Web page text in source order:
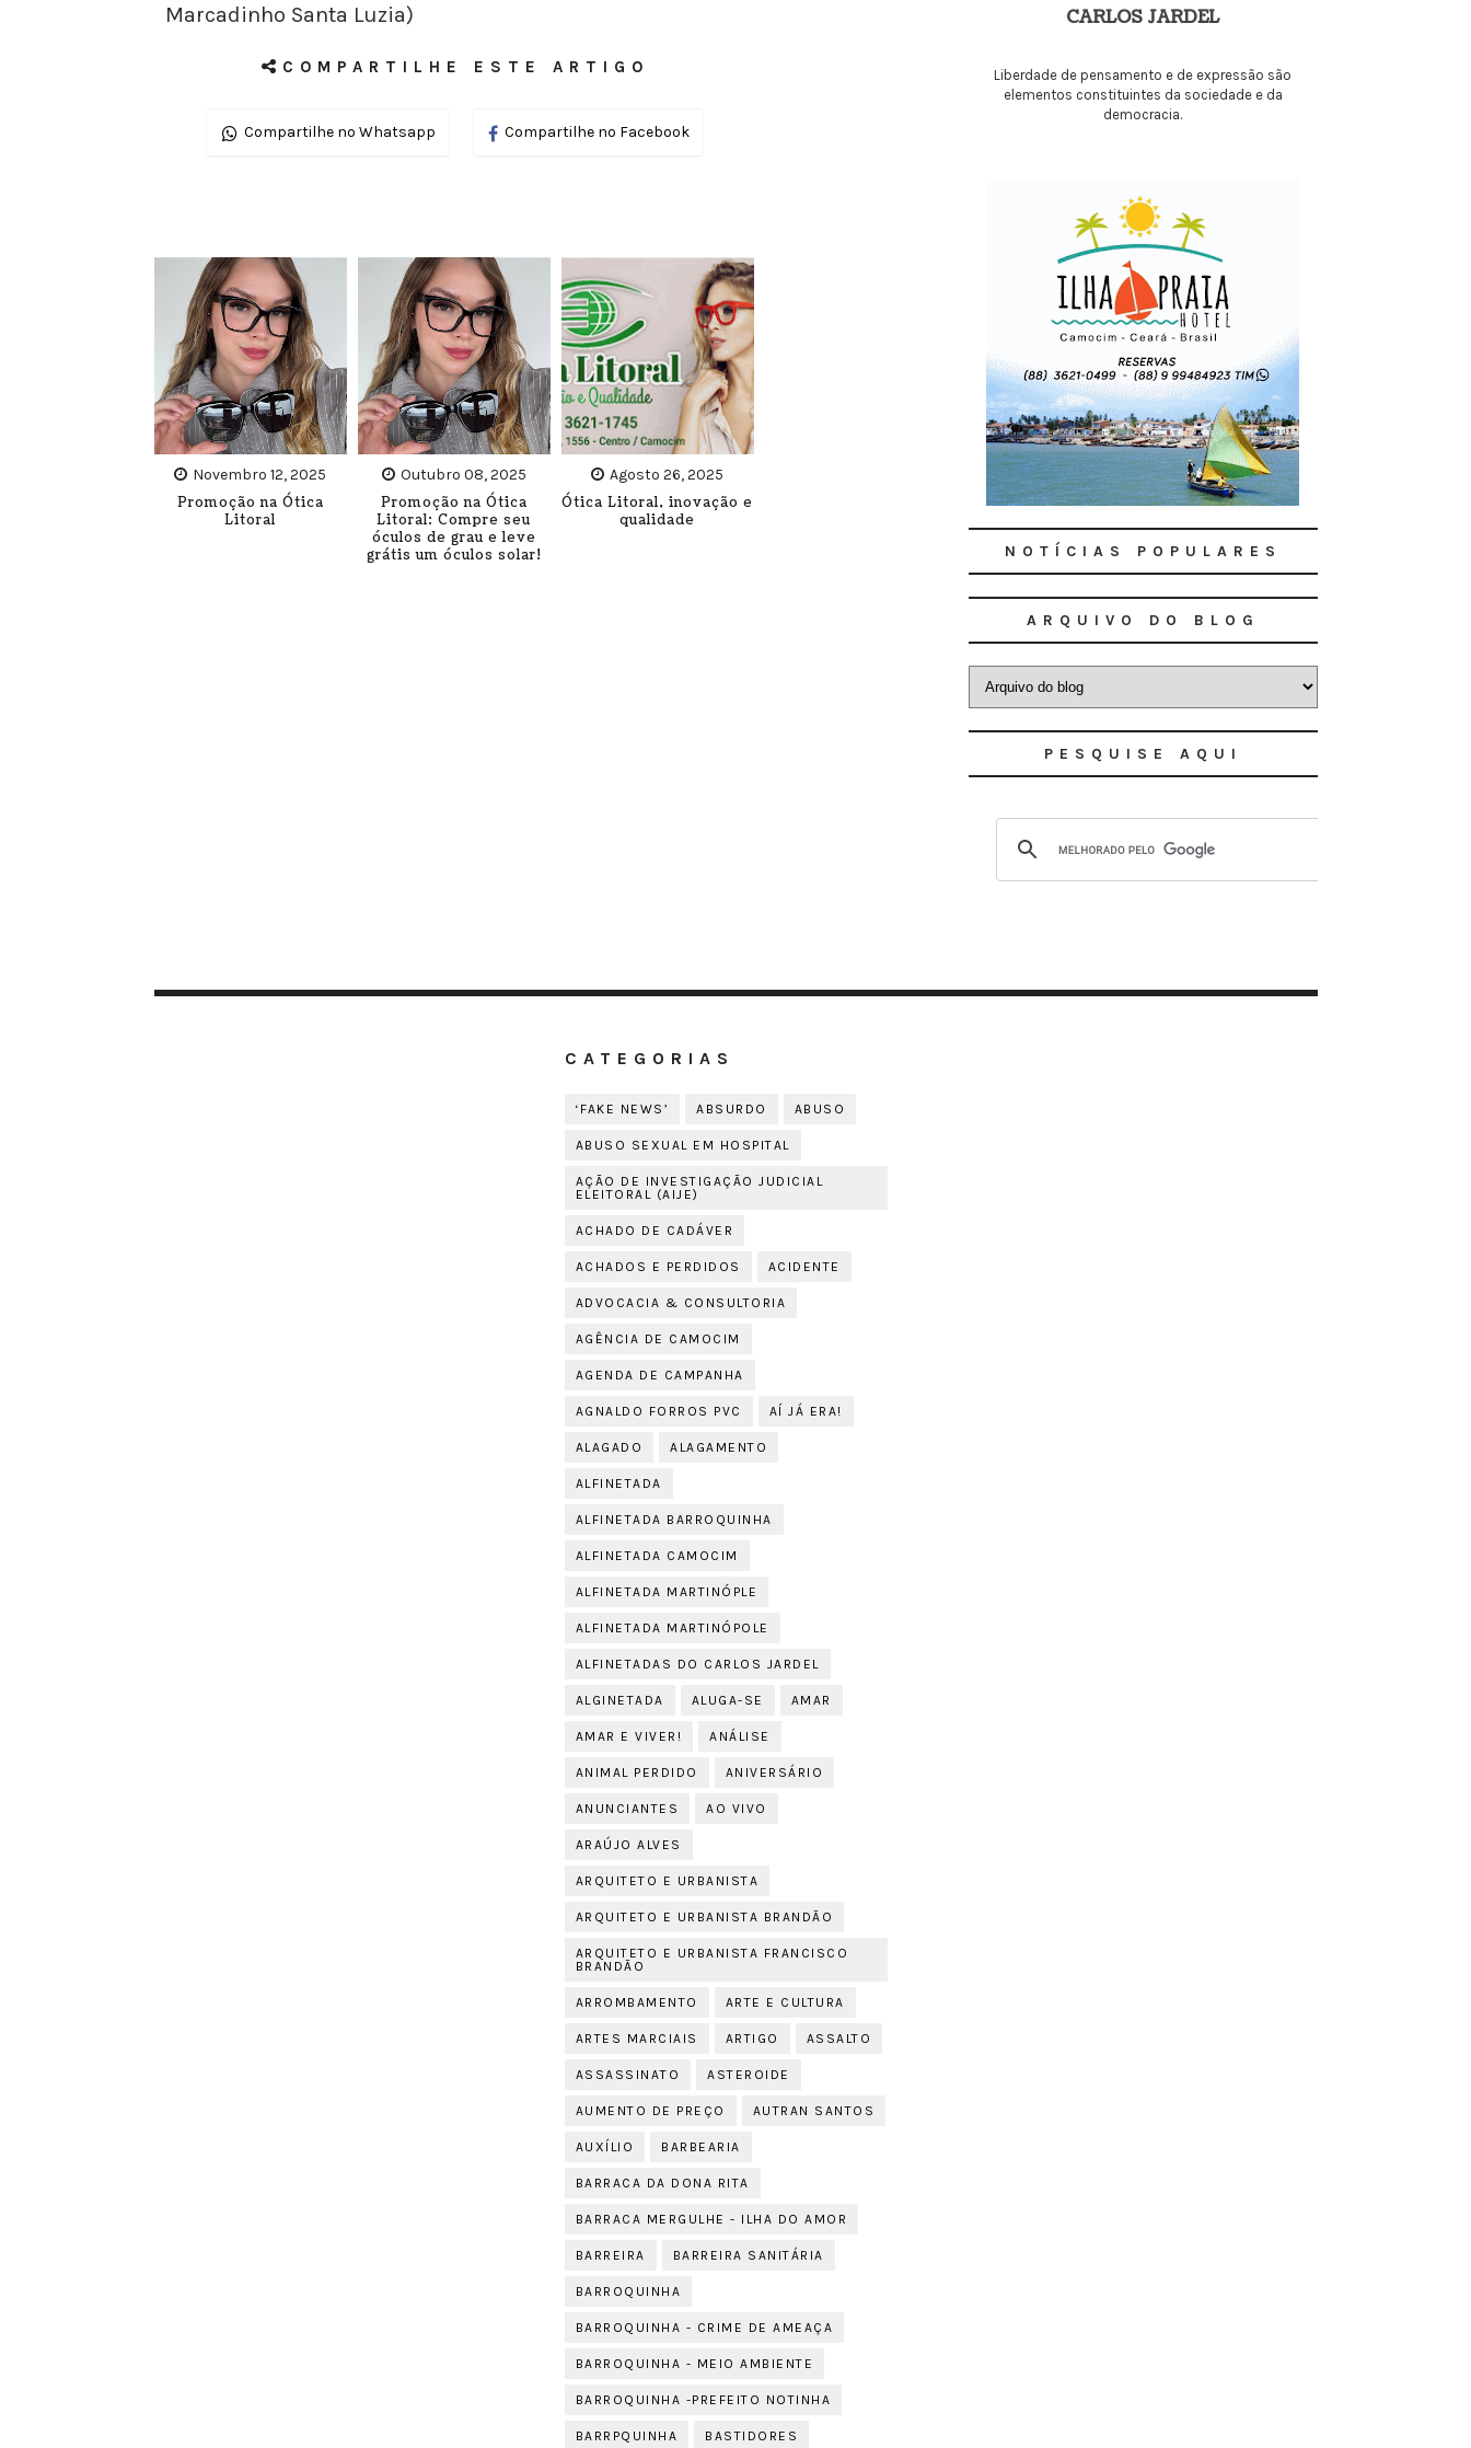
Marcadinho Santa Luzia)
COMPARTILHE ESTE ARTIGO
Compartilhe no Whatsapp Compartilhe no Facebook
Novembro 12, 2025
Promoção na Ótica
Litoral
Outubro 08, 2025
Promoção na Ótica
Litoral: Compre seu
óculos de grau e leve
grátis um óculos solar!
Agosto 26, 2025
Ótica Litoral, inovação e
qualidade
CARLOS JARDEL
Liberdade de pensamento e de expressão são
elementos constituintes da sociedade e da
democracia.
NOTÍCIAS POPULARES
ARQUIVO DO BLOG
PESQUISE AQUI
CATEGORIAS
‘FAKE NEWS’ ABSURDO ABUSO
ABUSO SEXUAL EM HOSPITAL
AÇÃO DE INVESTIGAÇÃO JUDICIAL
ELEITORAL (AIJE)
ACHADO DE CADÁVER
ACHADOS E PERDIDOS ACIDENTE
ADVOCACIA & CONSULTORIA
AGÊNCIA DE CAMOCIM
AGENDA DE CAMPANHA
AGNALDO FORROS PVC AÍ JÁ ERA!
ALAGADO ALAGAMENTO
ALFINETADA
ALFINETADA BARROQUINHA
ALFINETADA CAMOCIM
ALFINETADA MARTINÓPLE
ALFINETADA MARTINÓPOLE
ALFINETADAS DO CARLOS JARDEL
ALGINETADA ALUGA-SE AMAR
AMAR E VIVER! ANÁLISE
ANIMAL PERDIDO ANIVERSÁRIO
ANUNCIANTES AO VIVO
ARAÚJO ALVES
ARQUITETO E URBANISTA
ARQUITETO E URBANISTA BRANDÃO
ARQUITETO E URBANISTA FRANCISCO
BRANDÃO
ARROMBAMENTO ARTE E CULTURA
ARTES MARCIAIS ARTIGO ASSALTO
ASSASSINATO ASTEROIDE
AUMENTO DE PREÇO AUTRAN SANTOS
AUXÍLIO BARBEARIA
BARRACA DA DONA RITA
BARRACA MERGULHE - ILHA DO AMOR
BARREIRA BARREIRA SANITÁRIA
BARROQUINHA
BARROQUINHA - CRIME DE AMEAÇA
BARROQUINHA - MEIO AMBIENTE
BARROQUINHA -PREFEITO NOTINHA
BARRPQUINHA BASTIDORES